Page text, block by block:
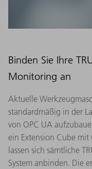
Binden Sie Ihre
Monitoring an
Aktuelle
standardmäßig in der
von OPC UA
ein Extension Cube
lassen sich sämtliche
System anbinden. Die